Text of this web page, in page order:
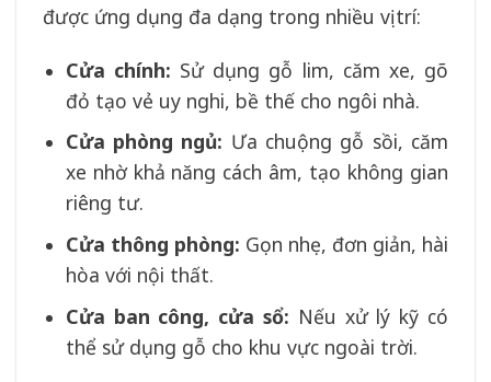
được ứng dụng đa dạng trong nhiều vị trí:
Cửa chính: Sử dụng gỗ lim, căm xe, gõ
đỏ tạo vẻ uy nghi, bề thế cho ngôi nhà.
Cửa phòng ngủ: Ưa chuộng gỗ sồi, căm
xe nhờ khả năng cách âm, tạo không gian
riêng tư.
Cửa thông phòng: Gọn nhẹ, đơn giản, hài
hòa với nội thất.
Cửa ban công, cửa sổ: Nếu xử lý kỹ có
thể sử dụng gỗ cho khu vực ngoài trời.